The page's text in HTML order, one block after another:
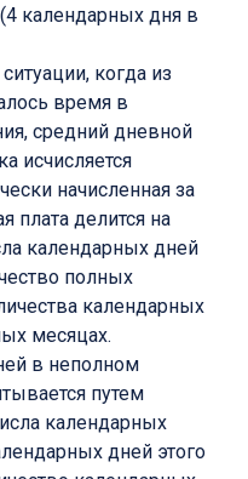
календарных дня в
когда из
время в
средний дневной
исчисляется
начисленная за
плата делится на
календарных дней
полных
календарных
месяцах.
в неполном
путем
календарных
дней этого